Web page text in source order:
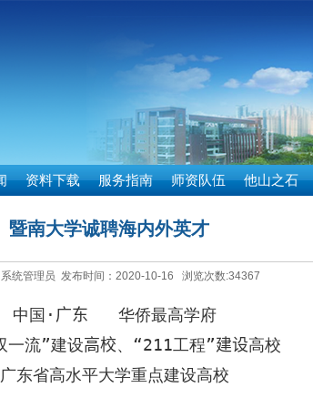
资料下载 服务指南 师资队伍 他山之石
暨南大学诚聘海内外英才
统管理员 发布时间：2020-10-16 浏览次数:34367
中国 · 广东 华侨最高学府
一流”建设高校、“211工程”建设高校
广东省高水平大学重点建设高校